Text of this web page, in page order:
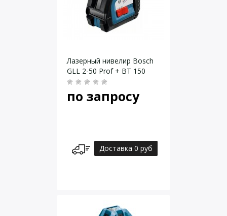
Лазерный нивелир Bosch
GLL 2-50 Prof + BT 150
по запросу
Доставка 0 руб